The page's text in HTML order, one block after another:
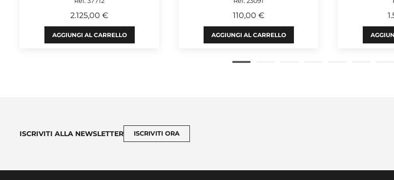
2.125,00 €
AGGIUNGI AL CARRELLO
110,00 €
AGGIUNGI AL CARRELLO
ISCRIVITI ALLA NEWSLETTER ISCRIVITI ORA